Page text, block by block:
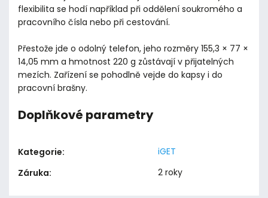
flexibilita se hodí například při oddělení soukromého a
pracovního čísla nebo při cestování.
Přestože jde o odolný telefon, jeho rozměry 155,3 × 77 ×
14,05 mm a hmotnost 220 g zůstávají v přijatelných
mezích. Zařízení se pohodlně vejde do kapsy i do
pracovní brašny.
Doplňkové parametry
Kategorie:
iGET
Záruka: 2 roky